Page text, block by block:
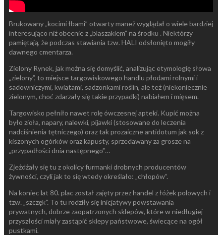
Brukowany „kocimi łbami” otwarty maneż wyglądał o wiele bardziej
interesująco niż obecnie z „blaszakiem” na środku . Niektórzy
pamiętają, że podczas stawiania tzw. HALI odsłonięto mogiły
dawnego cmentarza.
Zielony Rynek, jak można się domyślić, analizując etymologię słowa
„zielony”, to miejsce targowiskowego handlu płodami rolnymi i
sadowniczymi, kwiatami, sadzonkami roślin, ale też (niekoniecznie
zielonym, choć zdarzały się takie przypadki) nabiałem i mięsem.
Targowisko pełniło nawet rolę ówczesnej apteki. Kupić można
było zioła, napary, nalewki, pijawki (stosowane do leczenia
nadciśnienia tętniczego) oraz tak prozaiczne antidotum jak sok z
kiszonych ogórków oraz kapusty, sprzedawany za grosze na
„przypadłości dnia następnego”…
Zjeżdżały się tu z okolicy furmanki drobnych producentów
żywności, czyli jak to się wtedy określało: „chłopów”.
Na koniec lat 80. plac został zajęty przez handel z łóżek polowych i
tzw. „szczęk”. To tu rodziły się inicjatywy powstawania
prywatnych, dobrze zaopatrzonych sklepów, które w niedługiej
przyszłości miały zastąpić sklepy państwowe, świecące na ogół
pustkami.